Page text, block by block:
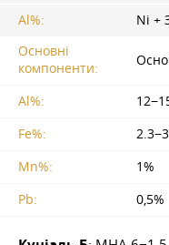
Al%:
Ni +
Основні
компоненти:
Al%:
Fe%:
Mn%:
1%
Pb:
0,5%